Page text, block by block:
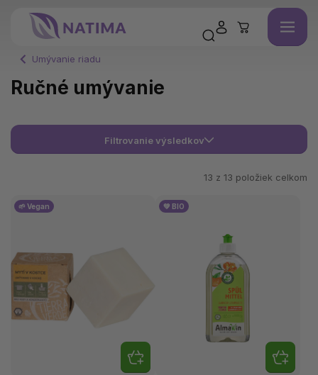
Umývanie riadu
Ručné umývanie
Filtrovanie výsledkov
13 z 13 položiek celkom
🌱 Vegan 💚 BIO